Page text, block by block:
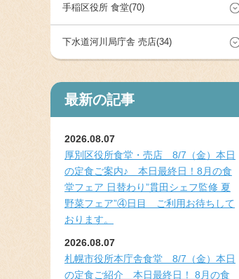
手稲区役所 食堂(70)
下水道河川局庁舎 売店(34)
最新の記事
2026.08.07
厚別区役所食堂・売店 8/7（金）本日
の定食ご案内♪ 本日最終日！8月の食
堂フェア 日替わり”貫田シェフ監修 夏
野菜フェア”④日目 ご利用お待ちして
おります。
2026.08.07
札幌市役所本庁舎食堂 8/7（金）本日
の定食ご紹介 本日最終日！ 8月の食